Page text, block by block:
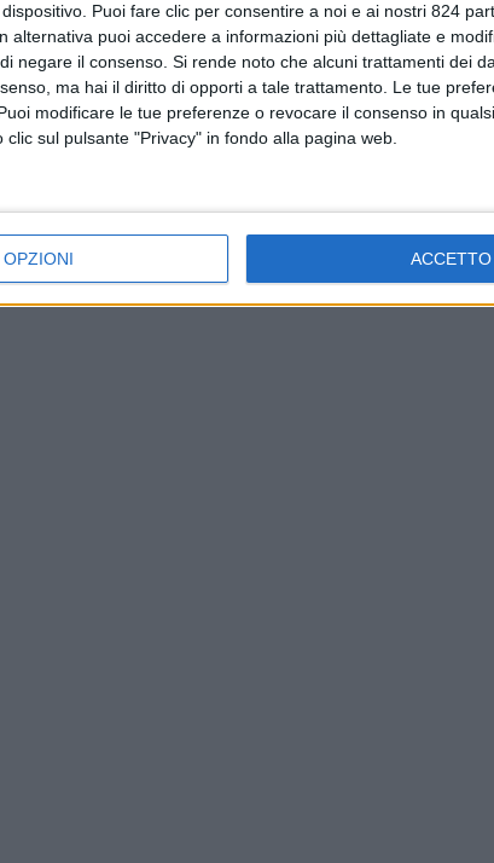
Puoi fare clic per consentire a noi e ai nostri 824
alternativa puoi accedere a informazioni più dettagliate e
negare il consenso. Si rende noto che alcuni trattamenti dei
ma hai il diritto di opporti a tale trattamento. Le tue
modificare le tue preferenze o revocare il consenso in
sul pulsante "Privacy" in fondo alla pagina web.
OPZIONI ACCETTO